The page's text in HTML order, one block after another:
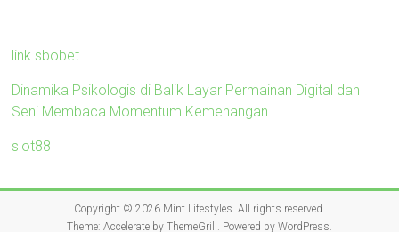
link sbobet
Dinamika Psikologis di Balik Layar Permainan Digital dan
Seni Membaca Momentum Kemenangan
slot88
Copyright © 2026 Mint Lifestyles . All rights reserved.
Theme: Accelerateby ThemeGrill. Powered by WordPress